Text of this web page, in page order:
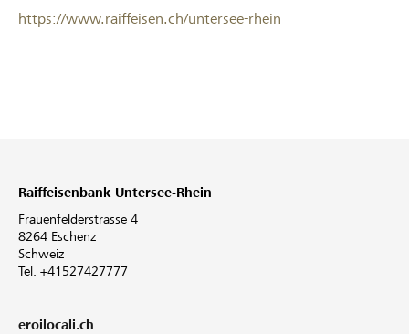
https://www.raiffeisen.ch/untersee-rhein
Raiffeisenbank Untersee-Rhein
Frauenfelderstrasse 4
8264 Eschenz
Schweiz
Tel. +41527427777
eroilocali.ch